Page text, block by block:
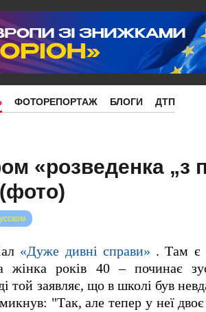
ФОТОРЕПОРТАЖ БЛОГИ ДТП
«розведенка
«Дуже дивні справи» . Там є
років 40 – починає
той заявляє, що в школі був
"Так, але тепер у неї